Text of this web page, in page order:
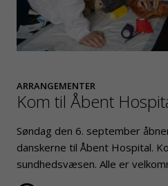
ARRANGEMENTER
Kom til Åbent
Søndag den 6. september
danskerne til Åbent Hospital.
sundhedsvæsen. Alle er